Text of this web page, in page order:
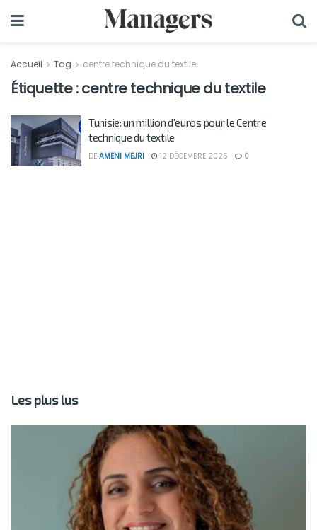
Accueil Tag centre technique du textile
Étiquette :centre technique du textile
Tunisie: un million d’euros pour le Centre
technique du textile
DE AMENI MEJRI 12 DÉCEMBRE 2025 0
Les plus lus